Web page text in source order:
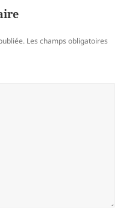
Les champs obligatoires